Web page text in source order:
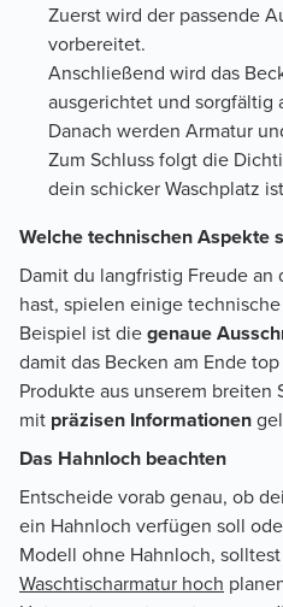
Zuerst wird der passende
vorbereitet.
Anschließend wird das
ausgerichtet und sorgfältig
Danach werden Armatur
Zum Schluss folgt die
dein schicker Waschplatz
Welche technischen Aspekte
Damit du langfristig Freude
hast, spielen einige
Beispiel ist diegenaue
damit das Becken am Ende
Produkte aus unserem
mit präzisen Informationen
Das Hahnloch beachten
Entscheide vorab genau, ob
ein Hahnloch verfügen soll
Modell ohne Hahnloch,
Waschtischarmatur hoch